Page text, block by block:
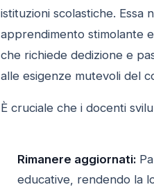
istituzioni scolastiche. Essa
apprendimento stimolante
che richiede dedizione e
alle esigenze mutevoli del
È cruciale che i docenti
Rimanere aggiornati:
educative, rendendo la